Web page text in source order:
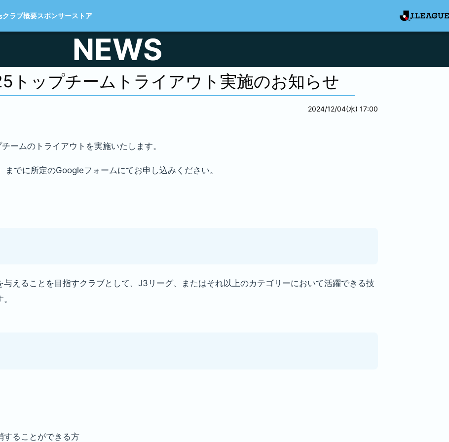
クラブ概要スポンサーストア
NEWS
トップチームトライアウト実施のお知らせ
2024/12/04(水) 17:00
ームのトライアウトを実施いたします。
でに所定のGoogleフォームにてお申し込みください。
えることを目指すクラブとして、J3リーグ、またはそれ以上のカテゴリーにおいて活躍できる技
することができる方